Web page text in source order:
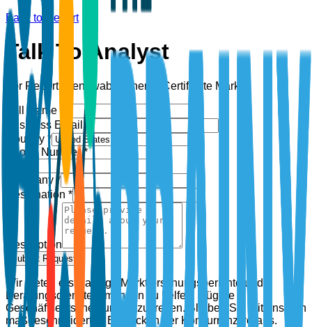
Back to Report
Talk To Analyst
For Report: Renewable Energy Certificate Market
Full Name *
Business Email *
Country *
Phone Number *
Company *
Designation *
Description
Submit Request
Wir bieten erstklassige Marktforschungsberichte und
Beratungsdienste, um Ihnen zu helfen, klügere
Geschäftsentscheidungen zu treffen. Bleiben Sie mit unseren
maßgeschneiderten Einblicken der Konkurrenz voraus.